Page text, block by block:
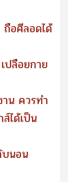
อศีลอดได้
ปลือยกาย
น ควรทำ
ส์ได้เป็น
บนอน